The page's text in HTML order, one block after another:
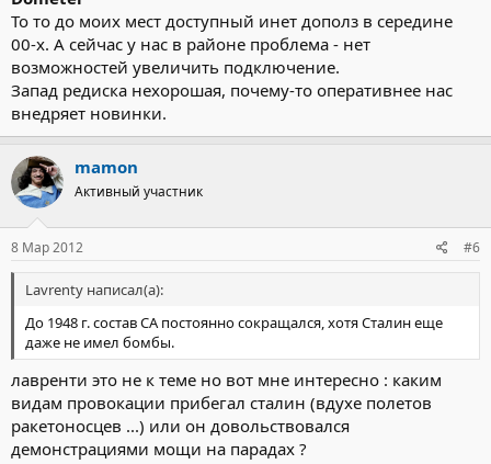
То то до моих мест доступный инет дополз в середине
00-х. А сейчас у нас в районе проблема - нет
возможностей увеличить подключение.
Запад редиска нехорошая, почему-то оперативнее нас
внедряет новинки.
mamon
Активный участник
8 Мар 2012 #6
Lavrenty написал(а):
До 1948 г. состав СА постоянно сокращался, хотя Сталин еще
даже не имел бомбы.
лавренти это не к теме но вот мне интересно : каким
видам провокации прибегал сталин (вдухе полетов
ракетоносцев ...) или он довольствовался
демонстрациями мощи на парадах ?